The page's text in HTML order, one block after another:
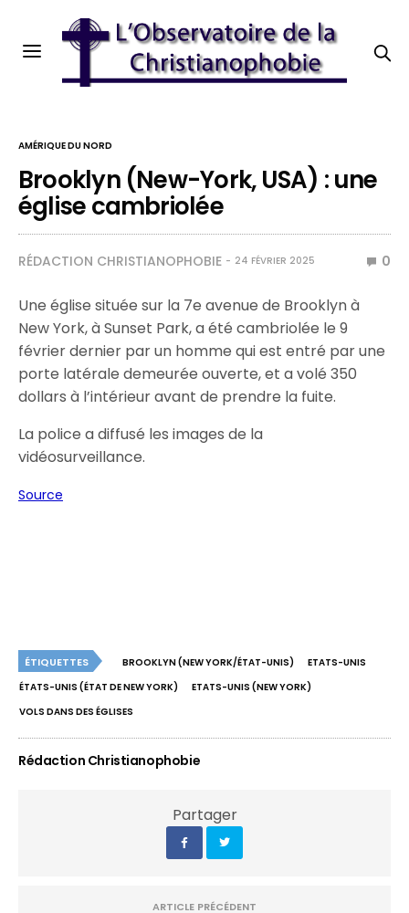
AMÉRIQUE DU NORD
Brooklyn (New-York, USA) : une
église cambriolée
RÉDACTION CHRISTIANOPHOBIE 24 FÉVRIER 2025 0
Une église située sur la 7e avenue de Brooklyn à
New York, à Sunset Park, a été cambriolée le 9
février dernier par un homme qui est entré par une
porte latérale demeurée ouverte, et a volé 350
dollars à l’intérieur avant de prendre la fuite.
La police a diffusé les images de la
vidéosurveillance.
Source
ÉTIQUETTES BROOKLYN (NEW YORK/ÉTAT-UNIS)
ETATS-UNIS
ÉTATS-UNIS (ÉTAT DE NEW YORK)
ETATS-UNIS (NEW YORK)
VOLS DANS DES ÉGLISES
Rédaction Christianophobie
Partager
ARTICLE PRÉCÉDENT